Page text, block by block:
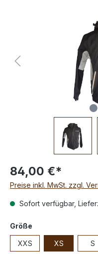
84,00 €*
Preise inkl. MwSt. zzgl.
Sofort verfügbar,
Größe
XXS XS S